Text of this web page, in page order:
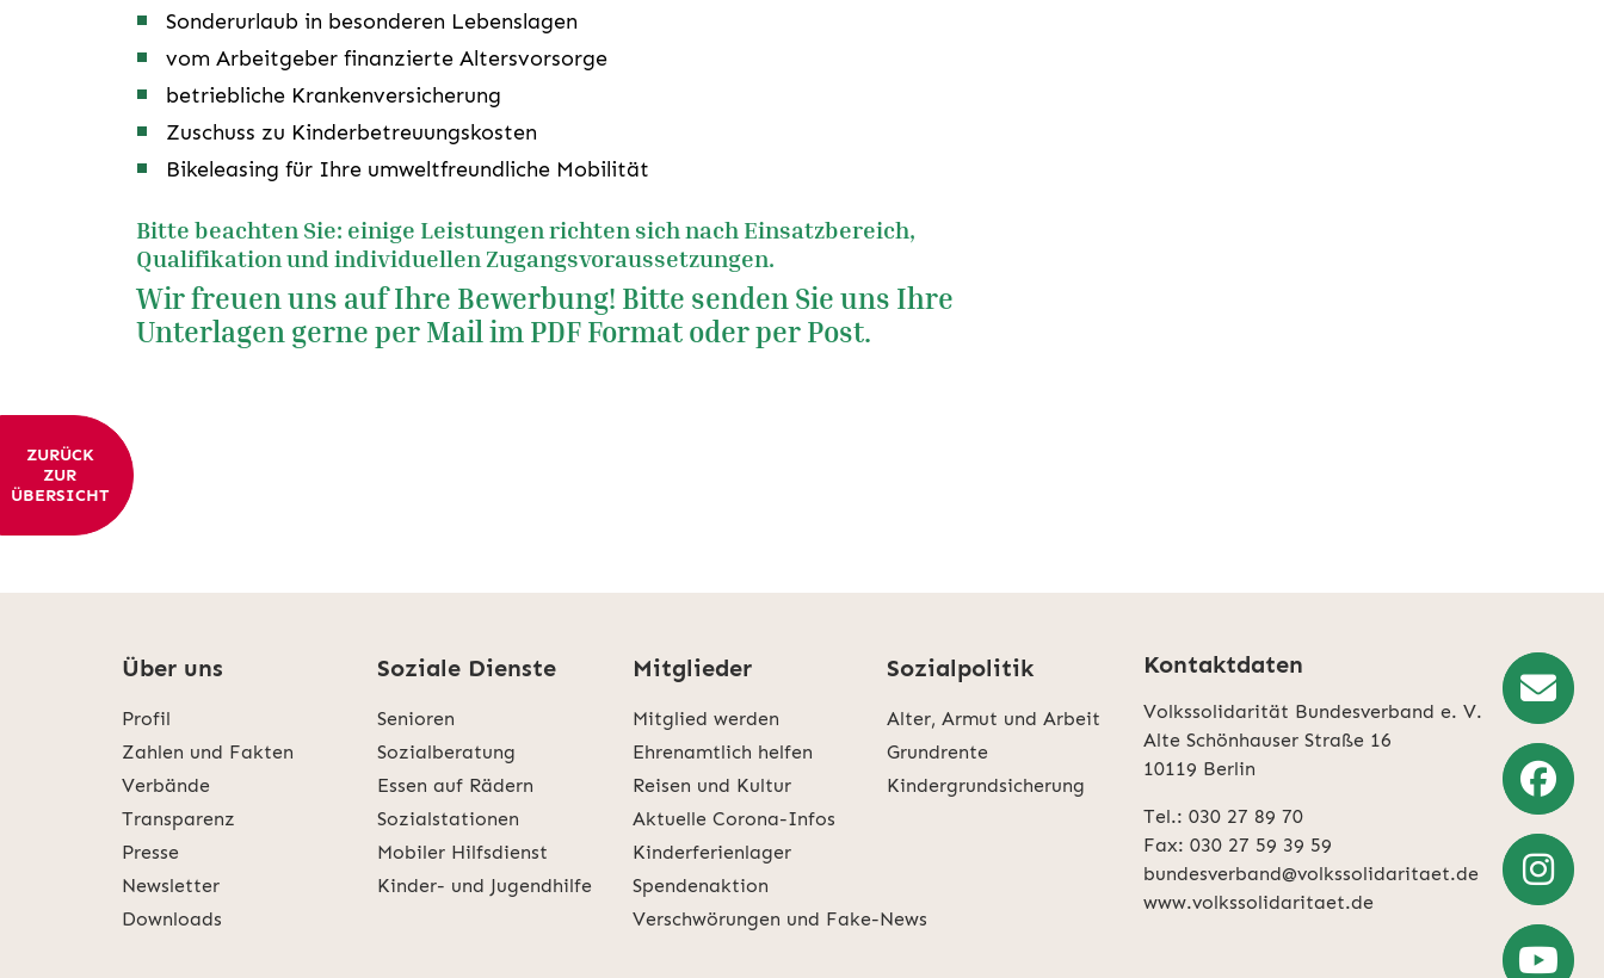
Sonderurlaub in besonderen Lebenslagen
vom Arbeitgeber finanzierte Altersvorsorge
betriebliche Krankenversicherung
Zuschuss zu Kinderbetreuungskosten
Bikeleasing für Ihre umweltfreundliche Mobilität
Bitte beachten Sie: einige Leistungen richten sich nach Einsatzbereich,
Qualifikation und individuellen Zugangsvoraussetzungen.
Wir freuen uns auf Ihre Bewerbung! Bitte senden Sie uns Ihre
Unterlagen gerne per Mail im PDF Format oder per Post.
ZURÜCK
ZUR
ÜBERSICHT
Über uns
Profil
Zahlen und Fakten
Verbände
Transparenz
Presse
Newsletter
Downloads
Soziale Dienste
Senioren
Sozialberatung
Essen auf Rädern
Sozialstationen
Mobiler Hilfsdienst
Kinder- und Jugendhilfe
Mitglieder
Mitglied werden
Ehrenamtlich helfen
Reisen und Kultur
Aktuelle Corona-Infos
Kinderferienlager
Spendenaktion
Verschwörungen und Fake-News
Sozialpolitik
Alter, Armut und Arbeit
Grundrente
Kindergrundsicherung
Kontaktdaten
Volkssolidarität Bundesverband e. V.
Alte Schönhauser Straße 16
10119 Berlin
Tel.: 030 27 89 70
Fax: 030 27 59 39 59
bundesverband@volkssolidaritaet.de
www.volkssolidaritaet.de
Weiter
zu
Facebook
Weiter
zu